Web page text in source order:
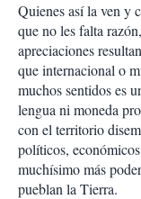
Quienes así la ven y
que no les falta
apreciaciones
que internacional o
muchos sentidos es
lengua ni moneda
con el territorio
políticos,
muchísimo más
pueblan la Tierra.